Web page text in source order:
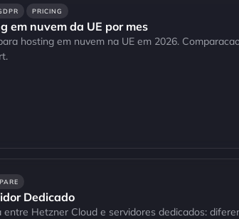
PRICING
em nuvem da UE por mes
hosting em nuvem na UE em 2026.
Dedicado
Hetzner Cloud e servidores dedicados: